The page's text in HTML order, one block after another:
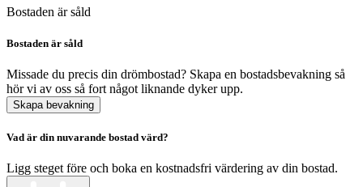
Bostaden är såld
Bostaden är såld
Missade du precis din drömbostad? Skapa en bostadsbevakning så
hör vi av oss så fort något liknande dyker upp.
Skapa bevakning
Vad är din nuvarande bostad värd?
Ligg steget före och boka en kostnadsfri värdering av din bostad.